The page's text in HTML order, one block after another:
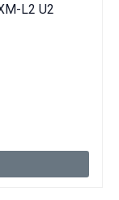
L2 U2